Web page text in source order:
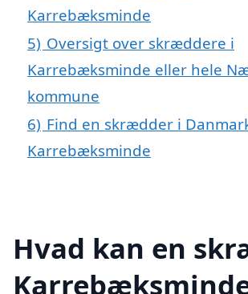
Karrebæksminde
5) Oversigt over skræddere i
Karrebæksminde eller hele
kommune
6) Find en skrædder i
Karrebæksminde
Hvad kan en